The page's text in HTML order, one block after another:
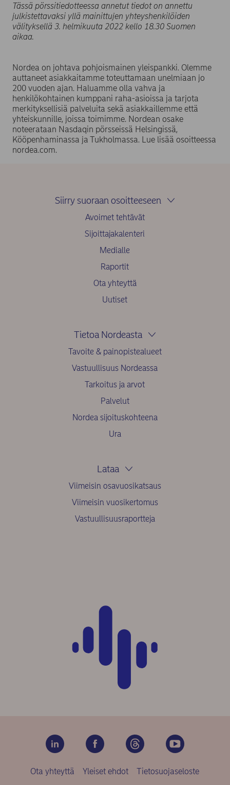
Tässä pörssitiedotteessa annetut tiedot on annettu
julkistettavaksi yllä mainittujen yhteyshenkilöiden
välityksellä 3. helmikuuta 2022 kello 18.30 Suomen
aikaa.
Nordea on johtava pohjoismainen yleispankki. Olemme
auttaneet asiakkaitamme toteuttamaan unelmiaan jo
200 vuoden ajan. Haluamme olla vahva ja
henkilökohtainen kumppani raha-asioissa ja tarjota
merkityksellisiä palveluita sekä asiakkaillemme että
yhteiskunnille, joissa toimimme. Nordean osake
noteerataan Nasdaqin pörsseissä Helsingissä,
Kööpenhaminassa ja Tukholmassa. Lue lisää osoitteessa
nordea.com.
Siirry suoraan osoitteeseen
Avoimet tehtävät
Sijoittajakalenteri
Medialle
Raportit
Ota yhteyttä
Uutiset
Tietoa Nordeasta
Tavoite & painopistealueet
Vastuullisuus Nordeassa
Tarkoitus ja arvot
Palvelut
Nordea sijoituskohteena
Ura
Lataa
Viimeisin osavuosikatsaus
Viimeisin vuosikertomus
Vastuullisuusraportteja
Ota yhteyttä Yleiset ehdot Tietosuojaseloste